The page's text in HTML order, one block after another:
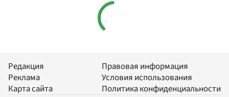
Редакция
Реклама
Карта сайта
Правовая информация
Условия использования
Политика конфиденциальности